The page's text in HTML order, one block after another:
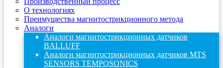
О технологиях
Преимущества магнитострикционного метода
Аналоги
Аналоги магнитострикционных датчиков
BALLUFF
Аналоги магнитострикционных датчиков MTS
SENSORS TEMPOSONICS